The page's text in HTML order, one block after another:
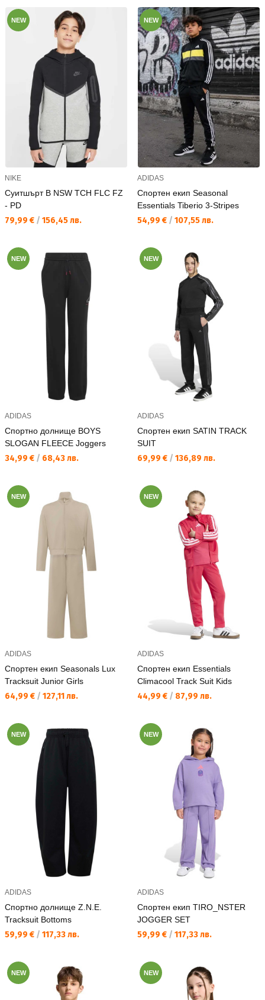
NEW
NIKE
Суитшърт B NSW TCH FLC FZ
- PD
Текуща цена:
79,99 € / 156,45 лв.
NEW
ADIDAS
Спортен екип Seasonal
Essentials Tiberio 3-Stripes
Текуща цена:
54,99 € / 107,55 лв.
NEW
ADIDAS
Спортно долнище BOYS
SLOGAN FLEECE Joggers
Текуща цена:
34,99 € / 68,43 лв.
NEW
ADIDAS
Спортен екип SATIN TRACK
SUIT
Текуща цена:
69,99 € / 136,89 лв.
NEW
ADIDAS
Спортен екип Seasonals Lux
Tracksuit Junior Girls
Текуща цена:
64,99 € / 127,11 лв.
NEW
ADIDAS
Спортен екип Essentials
Climacool Track Suit Kids
Текуща цена:
44,99 € / 87,99 лв.
NEW
ADIDAS
Спортно долнище Z.N.E.
Tracksuit Bottoms
Текуща цена:
59,99 € / 117,33 лв.
NEW
ADIDAS
Спортен екип TIRO_NSTER
JOGGER SET
Текуща цена:
59,99 € / 117,33 лв.
NEW NEW